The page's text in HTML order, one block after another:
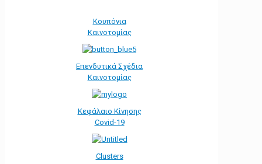
Κουπόνια
Καινοτομίας
Επενδυτικά Σχέδια
Καινοτομίας
Κεφάλαιο Κίνησης
Covid-19
Clusters